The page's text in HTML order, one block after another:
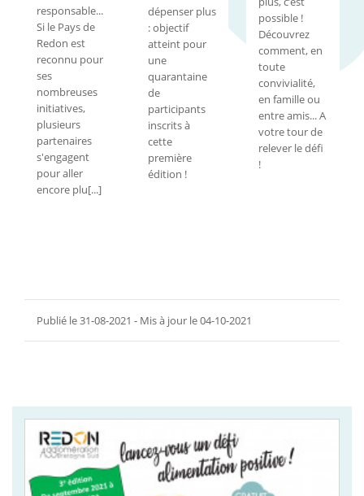
responsable...
Si le Pays de
Redon est
reconnu pour
ses
nombreuses
initiatives,
plusieurs
partenaires
s'engagent
pour aller
encore plu[...]
dépenser plus
: objectif
atteint pour
une
quarantaine
de
participants
inscrits à
cette
première
édition !
possible !
Découvrez
comment, en
toute
convivialité,
en famille ou
entre amis... A
votre tour de
relever le défi
!
Publié le 31-08-2021 - Mis à jour le 04-10-2021